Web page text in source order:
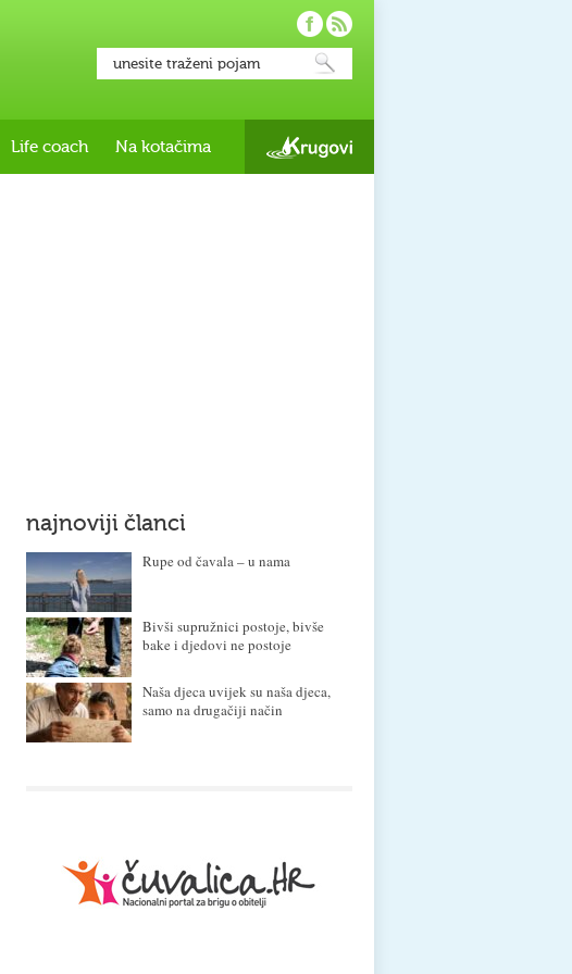
Life coach Na kotačima
najnoviji članci
Rupe od čavala – u nama
Bivši supružnici postoje, bivše
bake i djedovi ne postoje
Naša djeca uvijek su naša djeca,
samo na drugačiji način